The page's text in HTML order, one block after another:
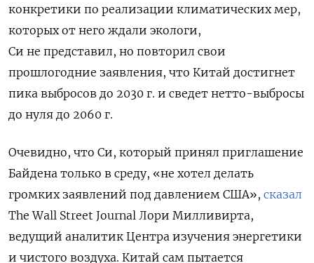
конкретики по реализации климатических мер,
которых от него ждали экологи,
Си не представил, но повторил свои
прошлогодние заявления, что Китай достигнет
пика выбросов до 2030 г. и сведет нетто-выбросы
до нуля до 2060 г.
Очевидно, что Си, который принял приглашение
Байдена только в среду, «не хотел делать
громких заявлений под давлением США», сказал
The Wall Street Journal Лори Милливирта,
ведущий аналитик Центра изучения энергетики
и чистого воздуха. Китай сам пытается